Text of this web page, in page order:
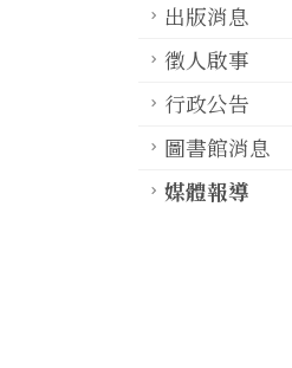
出版消息
徵人啟事
行政公告
圖書館消息
媒體報導